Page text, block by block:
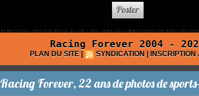
Racing Forever 2004 -
PLAN DU SITE | SYNDICATION | INSCRIPTION
Racing Forever, 22 ans de photos de